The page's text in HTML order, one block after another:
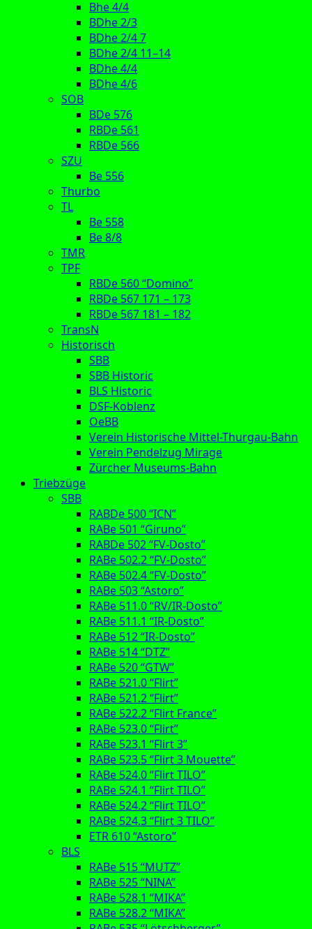
Bhe 4/4
BDhe 2/3
BDhe 2/4 7
BDhe 2/4 11–14
BDhe 4/4
BDhe 4/6
SOB
BDe 576
RBDe 561
RBDe 566
SZU
Be 556
Thurbo
TL
Be 558
Be 8/8
TMR
TPF
RBDe 560 “Domino”
RBDe 567 171 – 173
RBDe 567 181 – 182
TransN
Historisch
SBB
SBB Historic
BLS Historic
DSF-Koblenz
OeBB
Verein Historische Mittel-Thurgau-Bahn
Verein Pendelzug Mirage
Zürcher Museums-Bahn
Triebzüge
SBB
RABDe 500 “ICN”
RABe 501 “Giruno”
RABDe 502 “FV-Dosto”
RABe 502.2 “FV-Dosto”
RABe 502.4 “FV-Dosto”
RABe 503 “Astoro”
RABe 511.0 “RV/IR-Dosto”
RABe 511.1 “IR-Dosto”
RABe 512 “IR-Dosto”
RABe 514 “DTZ”
RABe 520 “GTW”
RABe 521.0 “Flirt”
RABe 521.2 “Flirt”
RABe 522.2 “Flirt France”
RABe 523.0 “Flirt”
RABe 523.1 “Flirt 3”
RABe 523.5 “Flirt 3 Mouette”
RABe 524.0 “Flirt TILO”
RABe 524.1 “Flirt TILO”
RABe 524.2 “Flirt TILO”
RABe 524.3 “Flirt 3 TILO”
ETR 610 “Astoro”
BLS
RABe 515 “MUTZ”
RABe 525 “NINA”
RABe 528.1 “MIKA”
RABe 528.2 “MIKA”